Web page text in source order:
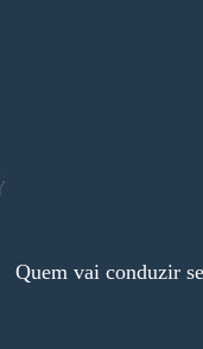
Quem vai conduzir